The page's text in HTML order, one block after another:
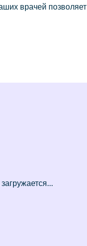
врачей позволяет